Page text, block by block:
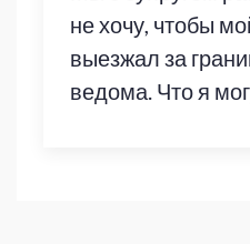
не хочу, чтобы
выезжал за
ведома. Что я